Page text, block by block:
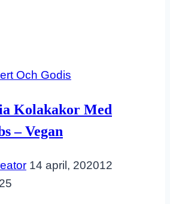
Och Godis
Kolakakor Med
– Vegan
14 april, 202012